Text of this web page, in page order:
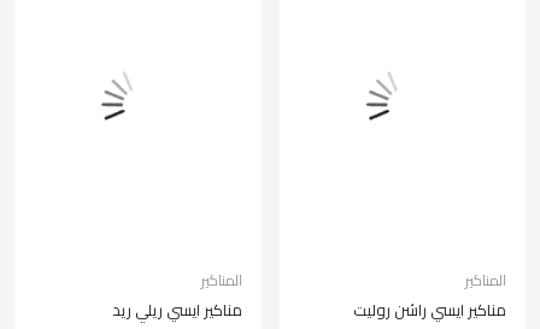
المناكير
مناكير ايسي ريلي ريد
المناكير
مناكير ايسي راشن روليت